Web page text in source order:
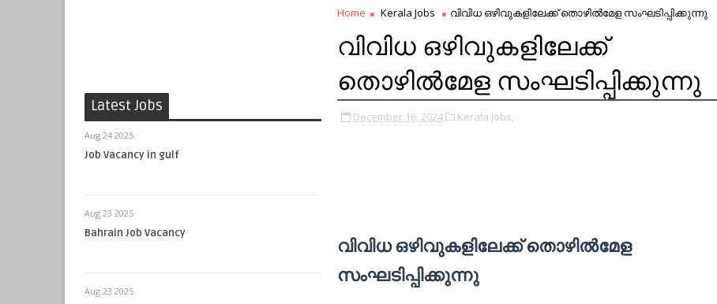
Latest Jobs
Aug 24 2025
Job Vacancy in gulf
Aug 23 2025
Bahrain Job Vacancy
Aug 23 2025
Home Kerala Jobs വിവിധ ഒഴിവുകളിലേക്ക് തൊഴിൽമേള സംഘടിപ്പിക്കുന്നു
വിവിധ ഒഴിവുകളിലേക്ക്
തൊഴിൽമേള സംഘടിപ്പിക്കുന്നു
December 16, 2024 Kerala Jobs,
വിവിധ ഒഴിവുകളിലേക്ക് തൊഴിൽമേള
സംഘടിപ്പിക്കുന്നു